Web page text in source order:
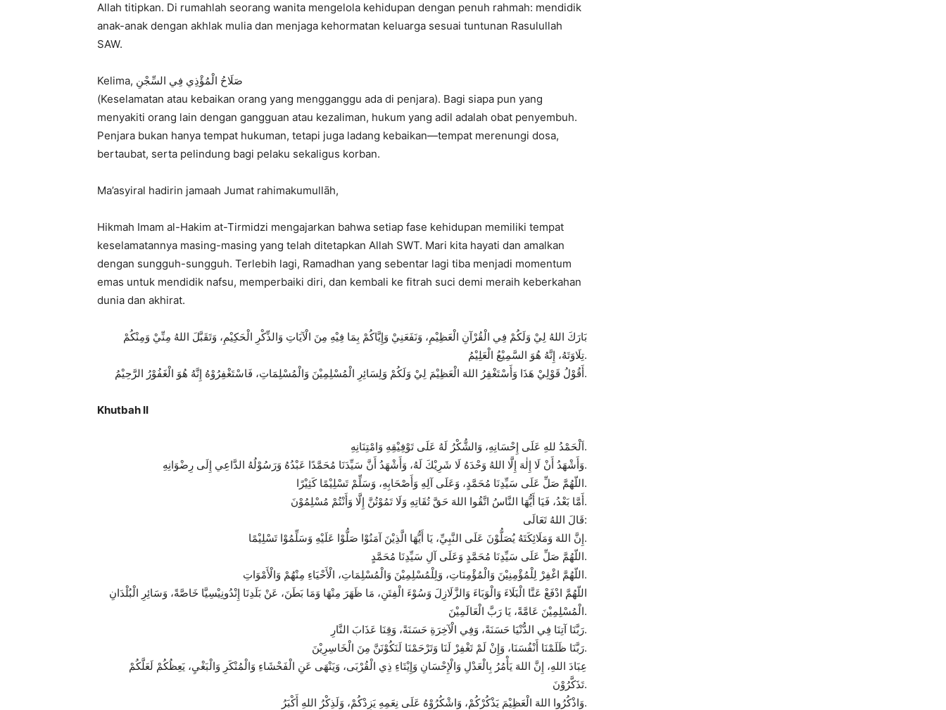
Allah titipkan. Di rumahlah seorang wanita mengelola kehidupan dengan penuh rahmah: mendidik
anak-anak dengan akhlak mulia dan menjaga kehormatan keluarga sesuai tuntunan Rasulullah
SAW.
Kelima, صَلَاحُ الْمُؤْذِي فِي السِّجْنِ
(Keselamatan atau kebaikan orang yang mengganggu ada di penjara). Bagi siapa pun yang
menyakiti orang lain dengan gangguan atau kezaliman, hukum yang adil adalah obat penyembuh.
Penjara bukan hanya tempat hukuman, tetapi juga ladang kebaikan—tempat merenungi dosa,
bertaubat, serta pelindung bagi pelaku sekaligus korban.
Ma’asyiral hadirin jamaah Jumat rahimakumullāh,
Hikmah Imam al-Hakim at-Tirmidzi mengajarkan bahwa setiap fase kehidupan memiliki tempat
keselamatannya masing-masing yang telah ditetapkan Allah SWT. Mari kita hayati dan amalkan
dengan sungguh-sungguh. Terlebih lagi, Ramadhan yang sebentar lagi tiba menjadi momentum
emas untuk mendidik nafsu, memperbaiki diri, dan kembali ke fitrah suci demi meraih keberkahan
dunia dan akhirat.
بَارَكَ اللهُ لِيْ وَلَكُمْ فِي الْقُرْآنِ الْعَظِيْمِ، وَنَفَعَنِيْ وَإِيَّاكُمْ بِمَا فِيْهِ مِنَ الْآيَاتِ وَالذِّكْرِ الْحَكِيْمِ، وَتَقَبَّلَ اللهُ مِنِّيْ وَمِنْكُمْ
تِلَاوَتَهُ، إِنَّهُ هُوَ السَّمِيْعُ الْعَلِيْمُ.
أَقُوْلُ قَوْلِيْ هَذَا وَأَسْتَغْفِرُ اللهَ الْعَظِيْمَ لِيْ وَلَكُمْ وَلِسَائِرِ الْمُسْلِمِيْنَ وَالْمُسْلِمَاتِ، فَاسْتَغْفِرُوْهُ إِنَّهُ هُوَ الْغَفُوْرُ الرَّحِيْمُ.
Khutbah II
اَلْحَمْدُ للهِ عَلَى إِحْسَانِهِ، وَالشُّكْرُ لَهُ عَلَى تَوْفِيْقِهِ وَامْتِنَانِهِ.
وَأَشْهَدُ أَنْ لَا إِلٰهَ إِلَّا اللهُ وَحْدَهُ لَا شَرِيْكَ لَهُ، وَأَشْهَدُ أَنَّ سَيِّدَنَا مُحَمَّدًا عَبْدُهُ وَرَسُوْلُهُ الدَّاعِي إِلَى رِضْوَانِهِ.
اللّهُمَّ صَلِّ عَلَى سَيِّدِنَا مُحَمَّدٍ، وَعَلَى آلِهِ وَأَصْحَابِهِ، وَسَلِّمْ تَسْلِيْمًا كَثِيْرًا.
أَمَّا بَعْدُ، فَيَا أَيُّهَا النَّاسُ اتَّقُوا اللهَ حَقَّ تُقَاتِهِ وَلَا تَمُوْتُنَّ إِلَّا وَأَنْتُمْ مُسْلِمُوْنَ.
قَالَ اللهُ تَعَالَى:
إِنَّ اللهَ وَمَلَائِكَتَهُ يُصَلُّوْنَ عَلَى النَّبِيِّ، يَا أَيُّهَا الَّذِيْنَ آمَنُوْا صَلُّوْا عَلَيْهِ وَسَلِّمُوْا تَسْلِيْمًا.
اللّهُمَّ صَلِّ عَلَى سَيِّدِنَا مُحَمَّدٍ وَعَلَى آلِ سَيِّدِنَا مُحَمَّدٍ.
اللّهُمَّ اغْفِرْ لِلْمُؤْمِنِيْنَ وَالْمُؤْمِنَاتِ، وَلِلْمُسْلِمِيْنَ وَالْمُسْلِمَاتِ، الْأَحْيَاءِ مِنْهُمْ وَالْأَمْوَاتِ.
اللّهُمَّ ادْفَعْ عَنَّا الْبَلَاءَ وَالْوَبَاءَ وَالزَّلَازِلَ وَسُوْءَ الْفِتَنِ، مَا ظَهَرَ مِنْهَا وَمَا بَطَنَ، عَنْ بَلَدِنَا إِنْدُونِيْسِيَّا خَاصَّةً، وَسَائِرِ الْبُلْدَانِ
الْمُسْلِمِيْنَ عَامَّةً، يَا رَبَّ الْعَالَمِيْنَ.
رَبَّنَا آتِنَا فِي الدُّنْيَا حَسَنَةً، وَفِي الْآخِرَةِ حَسَنَةً، وَقِنَا عَذَابَ النَّارِ.
رَبَّنَا ظَلَمْنَا أَنْفُسَنَا، وَإِنْ لَمْ تَغْفِرْ لَنَا وَتَرْحَمْنَا لَنَكُوْنَنَّ مِنَ الْخَاسِرِيْنَ.
عِبَادَ اللهِ، إِنَّ اللهَ يَأْمُرُ بِالْعَدْلِ وَالْإِحْسَانِ وَإِيْتَاءِ ذِي الْقُرْبَى، وَيَنْهَى عَنِ الْفَحْشَاءِ وَالْمُنْكَرِ وَالْبَغْيِ، يَعِظُكُمْ لَعَلَّكُمْ
تَذَكَّرُوْنَ.
وَاذْكُرُوا اللهَ الْعَظِيْمَ يَذْكُرْكُمْ، وَاشْكُرُوْهُ عَلَى نِعَمِهِ يَزِدْكُمْ، وَلَذِكْرُ اللهِ أَكْبَرُ.